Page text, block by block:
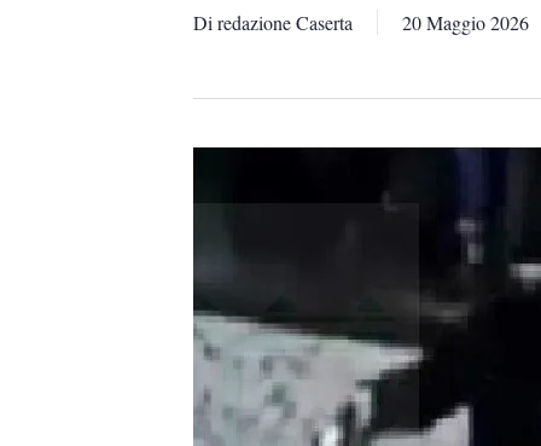
Di redazione Caserta 20 Maggio 2026